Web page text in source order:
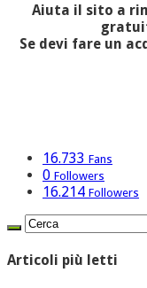
Aiuta il sito a
Se devi fare un
16.733 Fans
0 Followers
16.214 Followers
Articoli più letti